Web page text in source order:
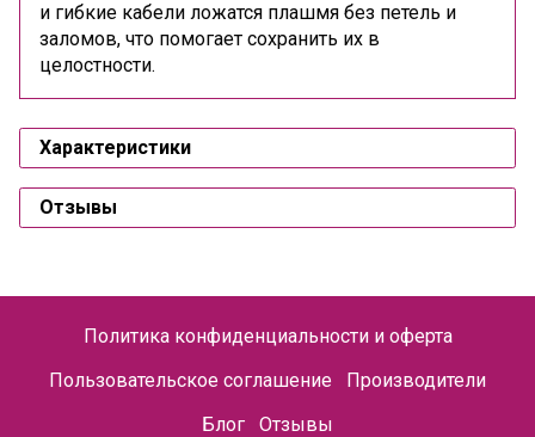
и гибкие кабели ложатся плашмя без петель и
заломов, что помогает сохранить их в
целостности.
Характеристики
Отзывы
Политика конфиденциальности и оферта
Пользовательское соглашение
Производители
Блог
Отзывы